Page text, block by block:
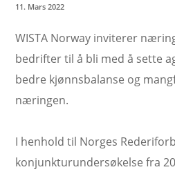
11. Mars 2022
WISTA Norway inviterer
bedrifter til å bli med å sette
bedre kjønnsbalanse og
næringen.
I henhold til Norges
konjunkturundersøkelse fra